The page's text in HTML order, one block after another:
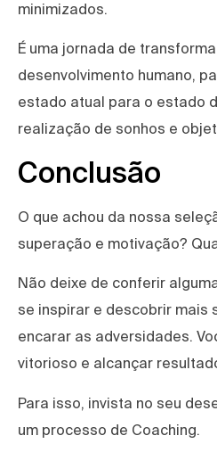
minimizados.
É uma jornada de
desenvolvimento humano,
estado atual para o estado
realização de sonhos e
Conclusão
O que achou da nossa
superação e motivação?
Não deixe de conferir
se inspirar e descobrir mais
encarar as adversidades.
vitorioso e alcançar
Para isso, invista no seu
um processo de Coaching.